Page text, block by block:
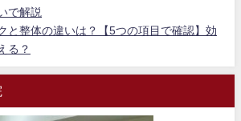
で解説
と整体の違いは？【5つの項目で確認】効
る？